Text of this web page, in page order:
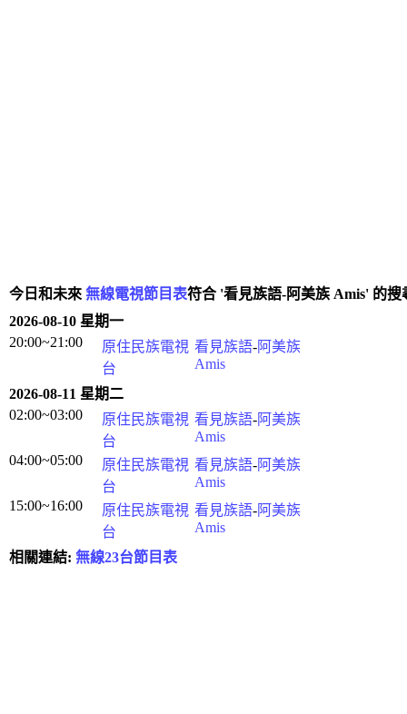
今日和未來 無線電視節目表符合 '看見族語-阿美族 Amis' 的搜
2026-08-10 星期一
20:00~21:00
原住民族電視
台
看見族語-阿美族
Amis
2026-08-11 星期二
02:00~03:00
原住民族電視
台
看見族語-阿美族
Amis
04:00~05:00
原住民族電視
台
看見族語-阿美族
Amis
15:00~16:00
原住民族電視
台
看見族語-阿美族
Amis
相關連結: 無線23台節目表